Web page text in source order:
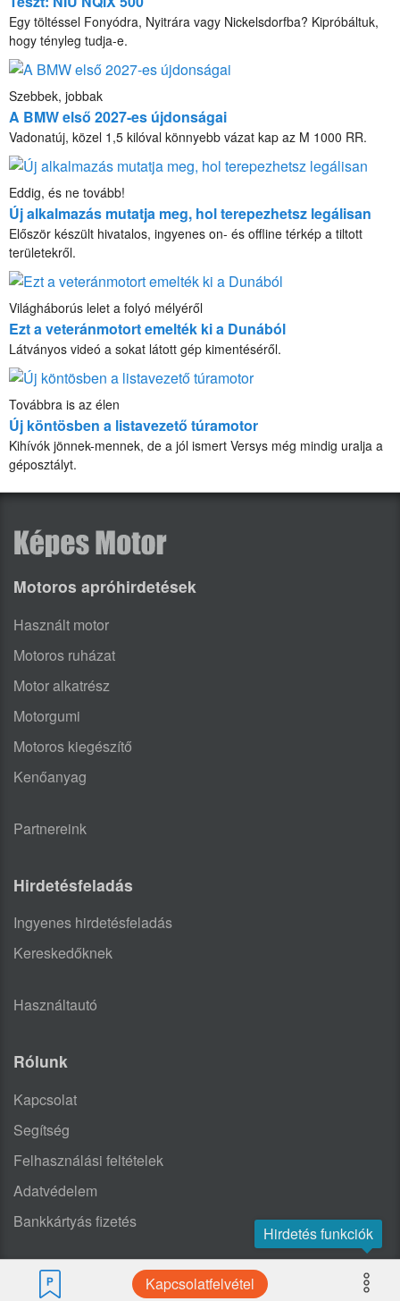
Kapcsolatfelvétel
Hirdetés funkciók
Egy töltéssel Fonyódra, Nyitrára vagy Nickelsdorfba? Kipróbáltuk,
hogy tényleg tudja-e.
Szebbek, jobbak
A BMW első 2027-es újdonságai
Vadonatúj, közel 1,5 kilóval könnyebb vázat kap az M 1000 RR.
Eddig, és ne tovább!
Új alkalmazás mutatja meg, hol terepezhetsz legálisan
Először készült hivatalos, ingyenes on- és offline térkép a tiltott
területekről.
Világháborús lelet a folyó mélyéről
Ezt a veteránmotort emelték ki a Dunából
Látványos videó a sokat látott gép kimentéséről.
Továbbra is az élen
Új köntösben a listavezető túramotor
Kihívók jönnek-mennek, de a jól ismert Versys még mindig uralja a
géposztályt.
Motoros apróhirdetések
Használt motor
Motoros ruházat
Motor alkatrész
Motorgumi
Motoros kiegészítő
Kenőanyag
Partnereink
Hirdetésfeladás
Ingyenes hirdetésfeladás
Kereskedőknek
Használtautó
Rólunk
Kapcsolat
Segítség
Felhasználási feltételek
Adatvédelem
Bankkártyás fizetés